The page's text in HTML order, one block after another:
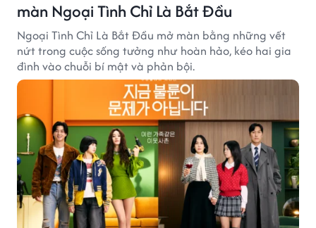
màn Ngoại Tình Chỉ Là Bắt Đầu
Ngoại Tình Chỉ Là Bắt Đầu mở màn bằng những vết
nứt trong cuộc sống tưởng như hoàn hảo, kéo hai gia
đình vào chuỗi bí mật và phản bội.